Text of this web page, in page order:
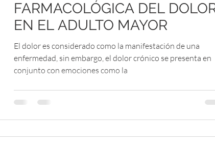
FARMACOLÓGICA DEL
EN EL ADULTO MAYOR
El dolor es considerado como la manifestación de una
enfermedad, sin embargo, el dolor crónico se presenta en
conjunto con emociones como la